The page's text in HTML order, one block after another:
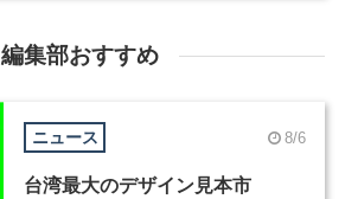
編集部おすすめ
ニュース 8/6
台湾最大のデザイン見本市